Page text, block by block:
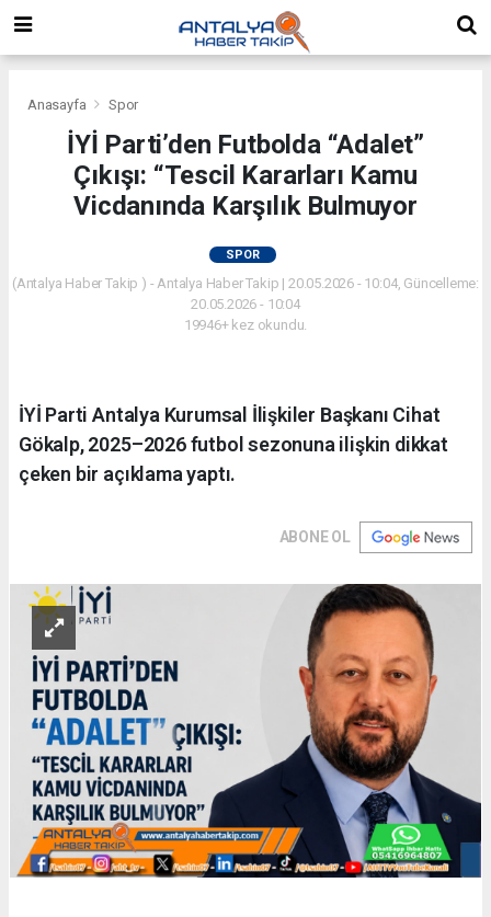
Anasayfa Spor
İYİ Parti’den Futbolda “Adalet”
Çıkışı: “Tescil Kararları Kamu
Vicdanında Karşılık Bulmuyor
SPOR
(Antalya Haber Takip ) - Antalya Haber Takip | 20.05.2026 - 10:04, Güncelleme:
20.05.2026 - 10:04
19946+ kez okundu.
İYİ Parti Antalya Kurumsal İlişkiler Başkanı Cihat
Gökalp, 2025–2026 futbol sezonuna ilişkin dikkat
çeken bir açıklama yaptı.
ABONE OL